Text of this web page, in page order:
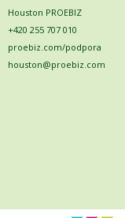
Houston PROEBIZ
+420 255 707 010
proebiz.com/podpora
houston@proebiz.com